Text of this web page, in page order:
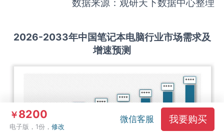
数据来源：观研天下数据中心整理
2026-2033年中国笔记本电脑行业市场需求及
增速预测
￥8200
电子版，1份，修改
微信客服 我要购买